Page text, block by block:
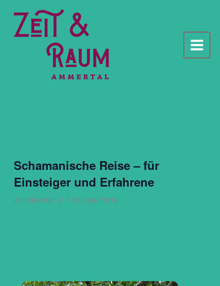
Inhalt
springen
Schamanische Reise – für
Einsteiger und Erfahrene
22. Oktober // 17:30 bis 18:30